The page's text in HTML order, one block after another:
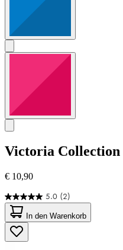
Victoria Collection
€ 10,90
5.0 (2)
5.0
von
5
Sternen.
2
In den Warenkorb